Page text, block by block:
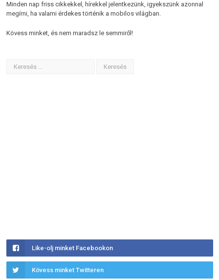
Minden nap friss cikkekkel, hírekkel jelentkezünk, igyekszünk azonnal
megírni, ha valami érdekes történik a mobilos világban.
Kövess minket, és nem maradsz le semmiről!
Like-olj minket Facebookon
Kövess minket Twitteren